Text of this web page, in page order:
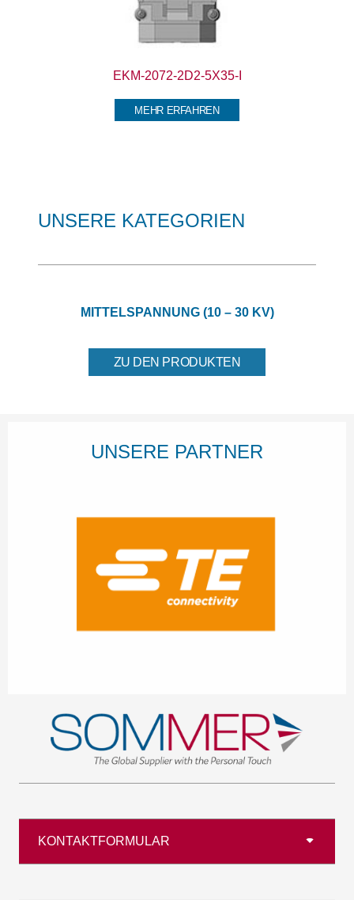
EKM-2072-2D2-5X35-I
MEHR ERFAHREN
UNSERE KATEGORIEN
MITTELSPANNUNG (10 – 30 KV)
ZU DEN PRODUKTEN
UNSERE PARTNER
KONTAKTFORMULAR